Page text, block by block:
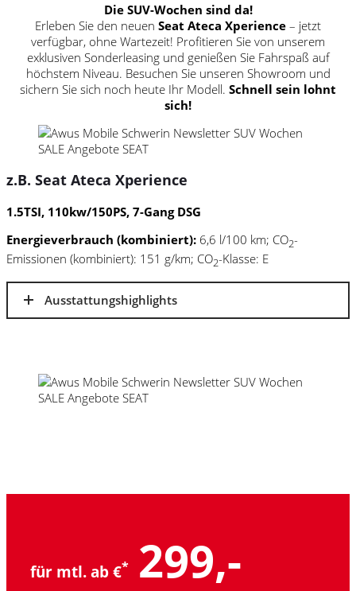
Die SUV-Wochen sind da!
Erleben Sie den neuen Seat Ateca Xperience – jetzt
verfügbar, ohne Wartezeit! Profitieren Sie von unserem
exklusiven Sonderleasing und genießen Sie Fahrspaß auf
höchstem Niveau. Besuchen Sie unseren Showroom und
sichern Sie sich noch heute Ihr Modell. Schnell sein lohnt
sich!
z.B. Seat Ateca Xperience
1.5TSI, 110kw/150PS, 7-Gang DSG
Energieverbrauch (kombiniert): 6,6 l/100 km; CO2-
Emissionen (kombiniert): 151 g/km; CO2-Klasse: E
Ausstattungshighlights
für mtl. ab €* 299,-